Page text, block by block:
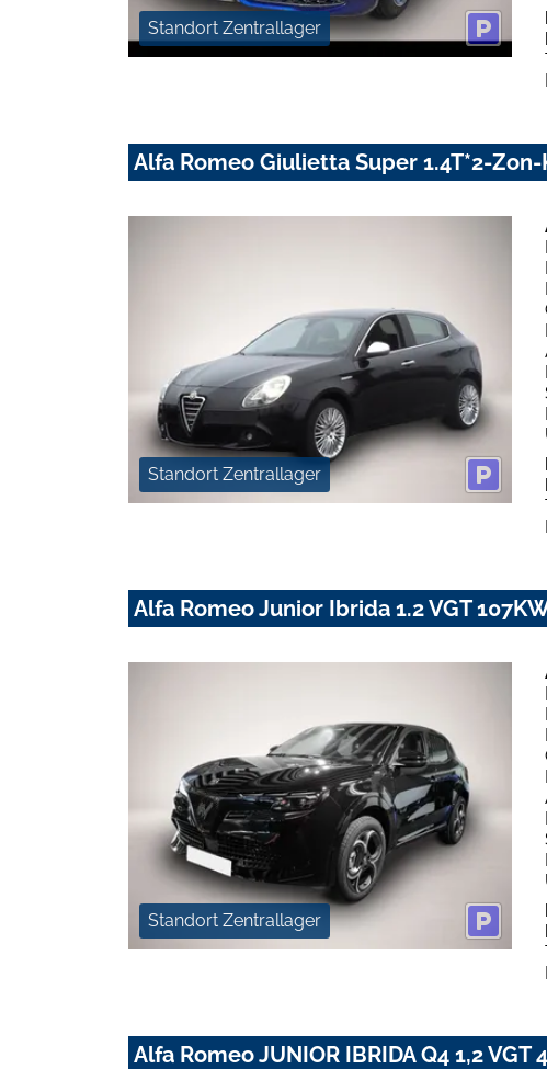
Standort Zentrallager
Alfa Romeo Giulietta Super 1.4T*2-
Standort Zentrallager
Alfa Romeo Junior Ibrida 1.2 VGT 107KW
Standort Zentrallager
Alfa Romeo JUNIOR IBRIDA Q4 1,2 VGT